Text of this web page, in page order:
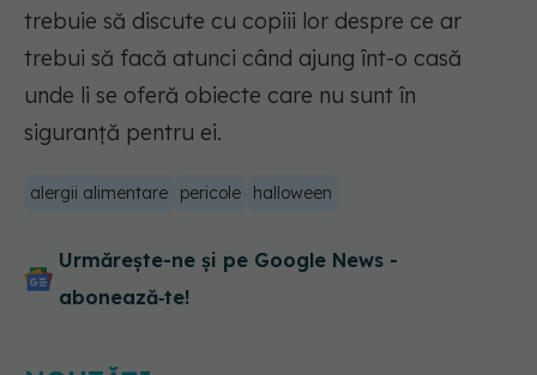
trebuie să discute cu copiii lor despre ce ar
trebui să facă atunci când ajung înt-o casă
unde li se oferă obiecte care nu sunt în
siguranță pentru ei.
alergii alimentare pericole halloween
Urmărește-ne și pe Google News -
abonează‑te!